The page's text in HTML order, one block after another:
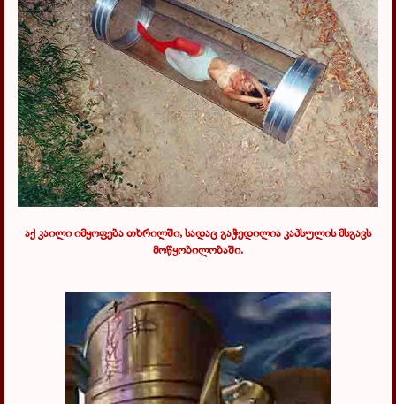
აქ კაილი იმყოფება თხრილში, სადაც გაჭედილია კაპსულის მსგავს
მოწყობილობაში.